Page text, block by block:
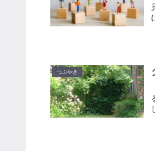
つぶやき